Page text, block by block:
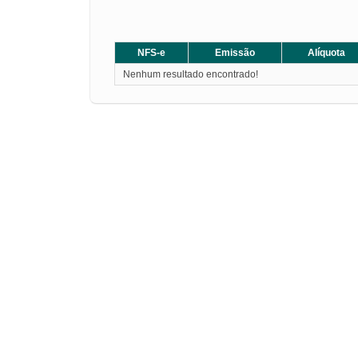
NFS-e Emissão Alíquota
Nenhum resultado encontrado!